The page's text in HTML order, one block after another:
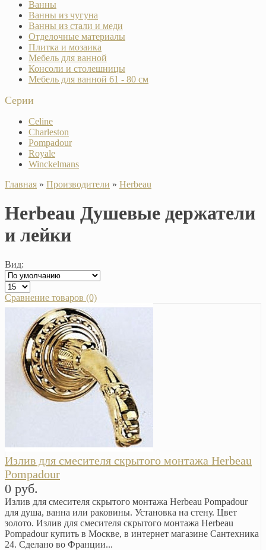
Ванны
Ванны из чугуна
Ванны из стали и меди
Отделочные материалы
Плитка и мозаика
Мебель для ванной
Консоли и столешницы
Мебель для ванной 61 - 80 см
Серии
Celine
Charleston
Pompadour
Royale
Winckelmans
Главная » Производители » Herbeau
Herbeau Душевые держатели
и лейки
Вид:
Сравнение товаров (0)
Излив для смесителя скрытого монтажа Herbeau
Pompadour
0 руб.
Излив для смесителя скрытого монтажа Herbeau Pompadour
для душа, ванна или раковины. Установка на стену. Цвет
золото. Излив для смесителя скрытого монтажа Herbeau
Pompadour купить в Москве, в интернет магазине Сантехника
24. Сделано во Франции...